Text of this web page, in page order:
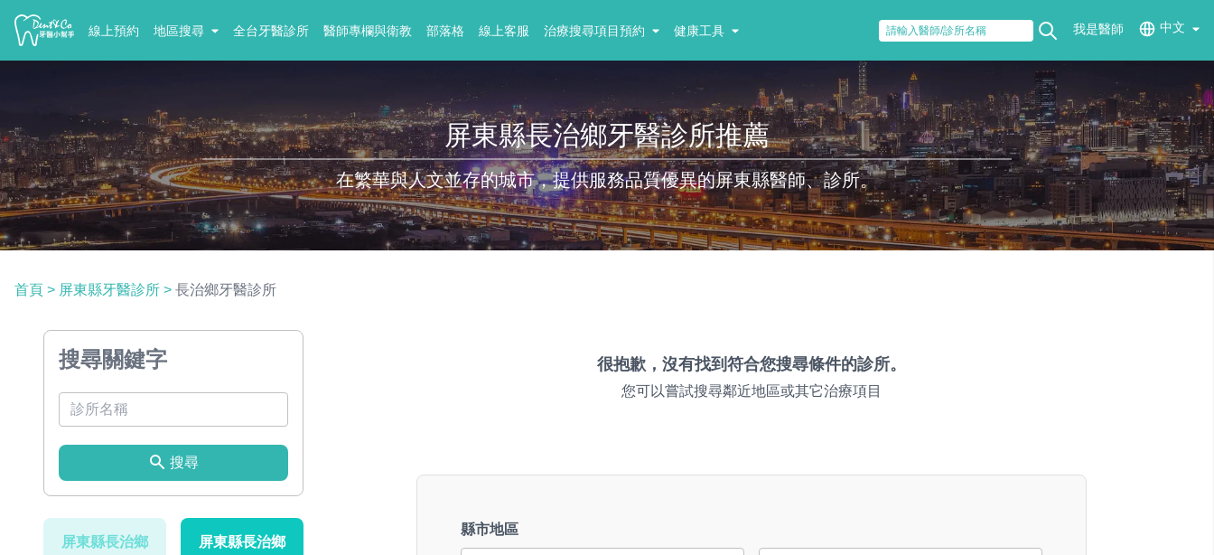
線上預約 地區搜尋 全台牙醫診所 醫師專欄與衛教 部落格 線上客服 治療搜尋項目預約 健康工具 我是醫師 中文
屏東縣長治鄉牙醫診所推薦
在繁華與人文並存的城市，提供服務品質優異的屏東縣醫師、診所。
首頁 > 屏東縣牙醫診所 > 長治鄉牙醫診所
搜尋關鍵字
搜尋
屏東縣長治鄉 屏東縣長治鄉
很抱歉，沒有找到符合您搜尋條件的診所。
您可以嘗試搜尋鄰近地區或其它治療項目
縣市地區